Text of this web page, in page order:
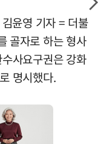
윤영 기자 = 더불
골자로 하는 형사
사요구권은 강화
명시했다.